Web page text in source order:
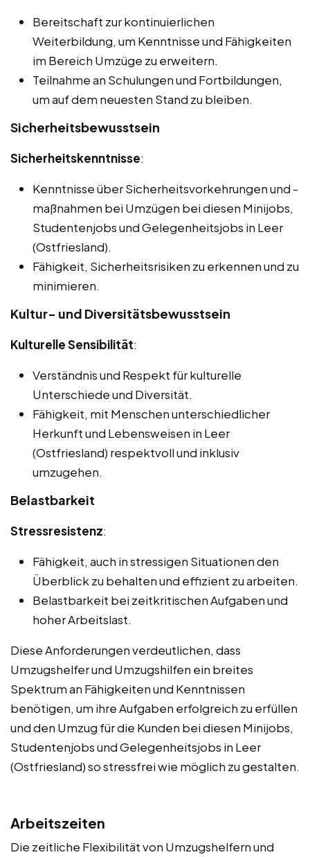
Bereitschaft zur kontinuierlichen
Weiterbildung, um Kenntnisse und Fähigkeiten
im Bereich Umzüge zu erweitern.
Teilnahme an Schulungen und Fortbildungen,
um auf dem neuesten Stand zu bleiben.
Sicherheitsbewusstsein
Sicherheitskenntnisse:
Kenntnisse über Sicherheitsvorkehrungen und -
maßnahmen bei Umzügen bei diesen Minijobs,
Studentenjobs und Gelegenheitsjobs in Leer
(Ostfriesland).
Fähigkeit, Sicherheitsrisiken zu erkennen und zu
minimieren.
Kultur- und Diversitätsbewusstsein
Kulturelle Sensibilität:
Verständnis und Respekt für kulturelle
Unterschiede und Diversität.
Fähigkeit, mit Menschen unterschiedlicher
Herkunft und Lebensweisen in Leer
(Ostfriesland) respektvoll und inklusiv
umzugehen.
Belastbarkeit
Stressresistenz:
Fähigkeit, auch in stressigen Situationen den
Überblick zu behalten und effizient zu arbeiten.
Belastbarkeit bei zeitkritischen Aufgaben und
hoher Arbeitslast.
Diese Anforderungen verdeutlichen, dass
Umzugshelfer und Umzugshilfen ein breites
Spektrum an Fähigkeiten und Kenntnissen
benötigen, um ihre Aufgaben erfolgreich zu erfüllen
und den Umzug für die Kunden bei diesen Minijobs,
Studentenjobs und Gelegenheitsjobs in Leer
(Ostfriesland) so stressfrei wie möglich zu gestalten.
Arbeitszeiten
Die zeitliche Flexibilität von Umzugshelfern und